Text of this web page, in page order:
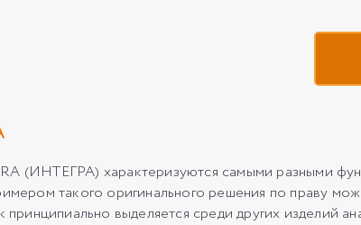
(ИНТЕГРА) характеризуются самыми разными
такого оригинального решения по праву
выделяется среди других изделий